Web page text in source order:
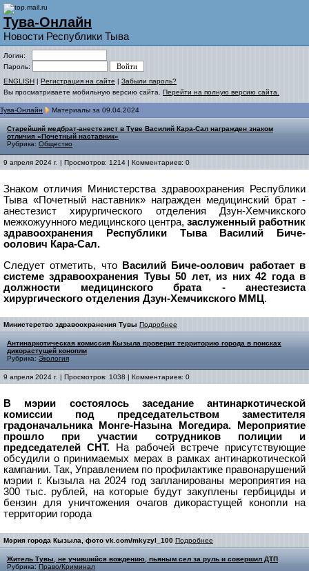
Тува-Онлайн
Новости Республики Тыва
Логин:
Пароль:
ENGLISH | Регистрация на сайте | Забыли пароль?
Вы просматриваете мобильную версию сайта. Перейти на полную версию сайта.
Тува-Онлайн Материалы за 09.04.2024
Старейший медбрат-анестезист в Туве Василий Кара-Сал награжден знаком
отличия «Почетный наставник»
Рубрика: Общество
9 апреля 2024 г. | Просмотров: 1214 | Комментариев: 0
Знаком отличия Министерства здравоохранения Республики
Тыва «Почетный наставник» награжден медицинский брат -
анестезист хирургического отделения Дзун-Хемчикского
межкожуунного медицинского центра, заслуженный работник
здравоохранения Республики Тыва Василий Биче-
оолович Кара-Сал.
Следует отметить, что
Василий Биче-оолович работает в
системе здравоохранения Тувы 50 лет, из них 42 года в
должности медицинского брата - анестезиста
хирургического отделения Дзун-Хемчикского ММЦ.
Министерство здравоохранения Тувы Подробнее
Антинаркотическая комиссия Кызыла проверит территорию города в поисках
дикорастущей конопли
Рубрика: Экология
9 апреля 2024 г. | Просмотров: 1038 | Комментариев: 0
В мэрии состоялось заседание антинаркотической
комиссии под председательством заместителя
градоначальника Монге-Назына Могедира. Мероприятие
прошло при участии сотрудников полиции и
председателей СНТ.
На рабочей встрече присутствующие
обсудили о принимаемых мерах в рамках антинаркотической
кампании. Так, Управлением по профилактике правонарушений
мэрии г. Кызыла на 2024 год запланированы мероприятия на
300 тыс. рублей, на которые будут закуплены гербициды и
бензин для уничтожения очагов дикорастущей конопли на
территории города
Мэрия города Кызыла, фото vk.com/mkyzyl_100 Подробнее
Житель Тувы, не учившийся вождению, пьяным сел за руль и совершил ДТП
Рубрика: Право/Криминал